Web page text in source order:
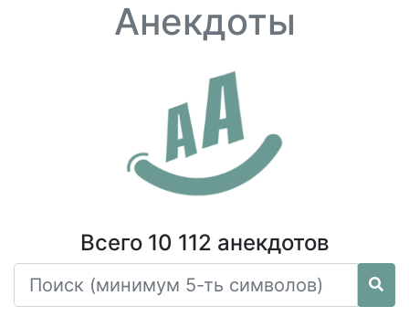
Анекдоты
Всего 10 112 анекдотов